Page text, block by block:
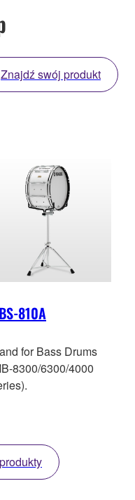
Znajdź swój produkt
810A
for Bass Drums
8300/6300/4000